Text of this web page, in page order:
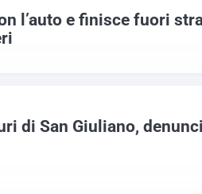
l’auto e finisce fuori
di San Giuliano,